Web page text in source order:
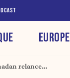
EUROPE
relance